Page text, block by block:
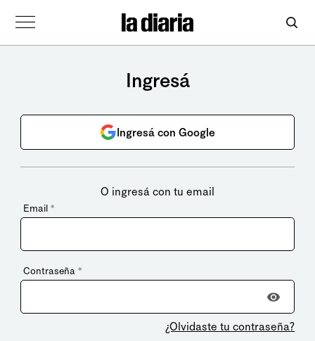
Ingresá
Ingresá con Google
O ingresá con tu email
Email *
Contraseña *
¿Olvidaste tu contraseña?